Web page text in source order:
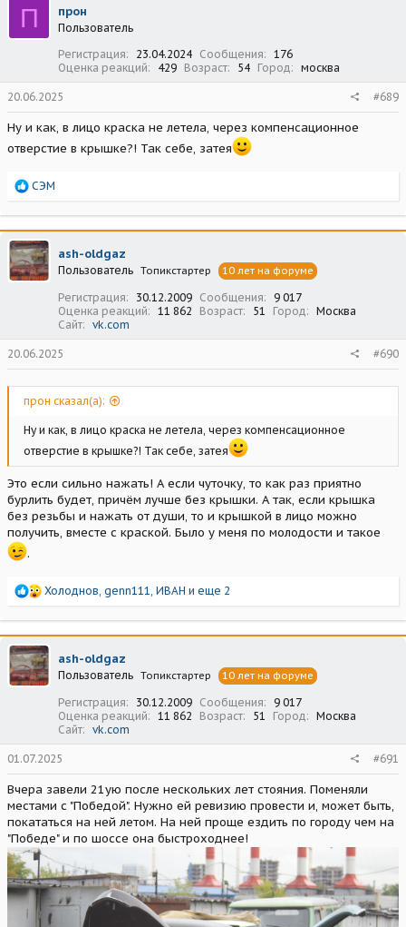
и
и
П прон
Пользователь
Регистрация
23.04.2024 Сообщения
176
Оценка реакций
429 Возраст 54 Город москва
20.06.2025 #689
Ну и как, в лицо краска не летела, через компенсационное
отверстие в крышке?! Так себе, затея
Р
а
к
ц
и
и
СЭМ
ash-oldgaz
Пользователь Топикстартер 10 лет на форуме
Регистрация 30.12.2009 Сообщения
9 017
Оценка реакций
11 862 Возраст 51 Город
Москва
Сайт
vk.com
20.06.2025 #690
прон сказал(а):
Ну и как, в лицо краска не летела, через компенсационное
отверстие в крышке?! Так себе, затея
Это если сильно нажать! А если чуточку, то как раз приятно
бурлить будет, причём лучше без крышки. А так, если крышка
без резьбы и нажать от души, то и крышкой в лицо можно
получить, вместе с краской. Было у меня по молодости и такое
.
Р
а
к
ц
и
и
Холоднов genn111 ИВАН и еще 2
ash-oldgaz
Пользователь Топикстартер 10 лет на форуме
Регистрация 30.12.2009 Сообщения
9 017
Оценка реакций
11 862 Возраст 51 Город
Москва
Сайт
vk.com
01.07.2025 #691
Вчера завели 21ую после нескольких лет стояния. Поменяли
местами с "Победой". Нужно ей ревизию провести и, может быть,
покататься на ней летом. На ней проще ездить по городу чем на
"Победе" и по шоссе она быстроходнее!